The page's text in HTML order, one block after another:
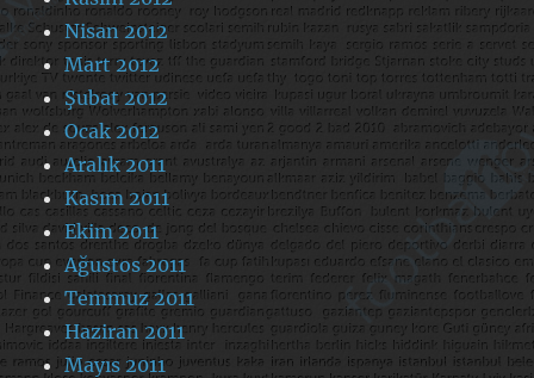
Nisan 2012
Mart 2012
Şubat 2012
Ocak 2012
Aralık 2011
Kasım 2011
Ekim 2011
Ağustos 2011
Temmuz 2011
Haziran 2011
Mayıs 2011